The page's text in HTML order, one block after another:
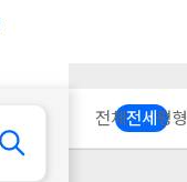
전체전세 평형